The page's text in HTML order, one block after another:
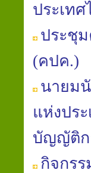
ประเท
ประชุ
(คปค.)
นายม
แห่ง​ปร
บัญญัติ​ก
กิจกรร